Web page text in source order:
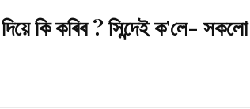
দিয়ে কি কৰিব ? সিন্দেই ক'লে- সকলো